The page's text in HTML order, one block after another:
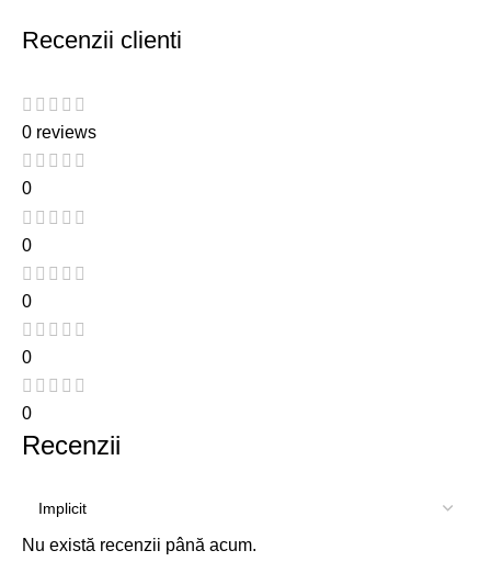
Recenzii clienti
0 reviews
0
0
0
0
0
Recenzii
Nu există recenzii până acum.